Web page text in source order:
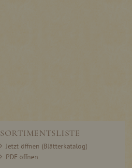
SORTIMENTSLISTE
Jetzt öffnen (Blätterkatalog)
PDF öffnen